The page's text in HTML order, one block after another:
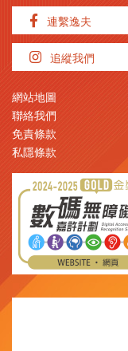
連繫逸夫
追縱我們
網站地圖
聯絡我們
免責條款
私隱條款